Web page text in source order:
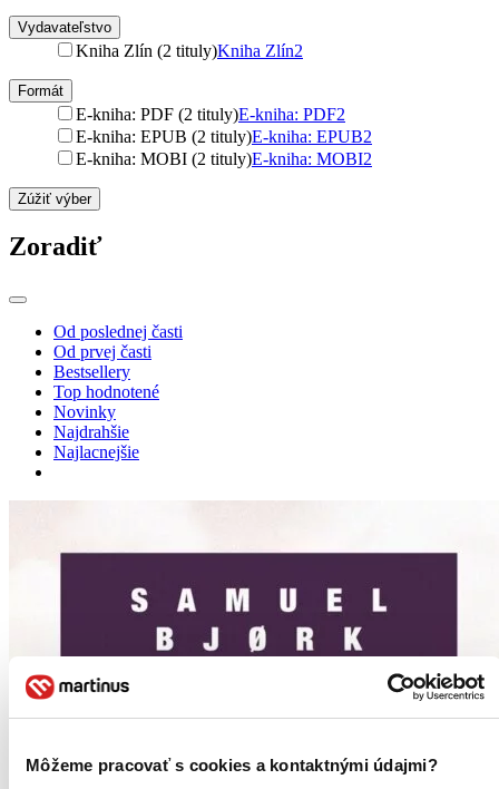
Môžeme pracovať s cookies a kontaktnými údajmi?
Vydavateľstvo
Kniha Zlín (2 tituly)Kniha Zlín2
Formát
E-kniha: PDF (2 tituly)E-kniha: PDF2
E-kniha: EPUB (2 tituly)E-kniha: EPUB2
E-kniha: MOBI (2 tituly)E-kniha: MOBI2
Zúžiť výber
Zoradiť
Od poslednej časti
Od prvej časti
Bestsellery
Top hodnotené
Novinky
Najdrahšie
Najlacnejšie